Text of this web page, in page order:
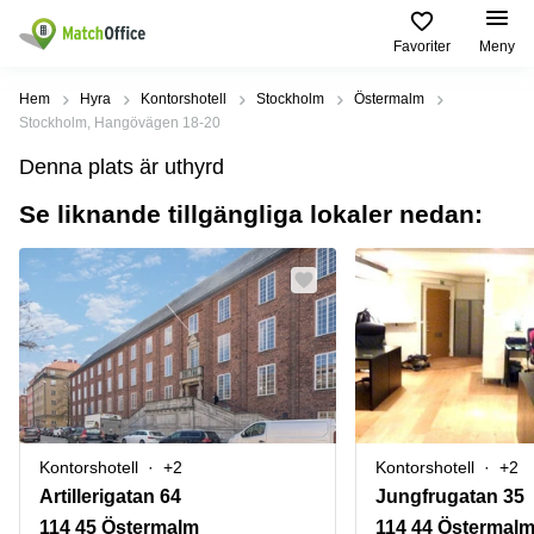
Favoriter Meny
Hyra / hyra ut
Kategorier
Kontor
Kontorshotell
Coworking
space
Lagerlokaler
Industrilokaler
Butikslokaler
Verkstad
Mötesrum
Populära
Städer
Stockholm
Göteborg
Malmö
Uppsala
Norrköping
Östermalm
Skåne
Populära
sökningar
Kontorshotell
Stockholm
Hyra lokal
Stockholm
Kontorshotell
Göteborg
Coworking
Stockholm
Kontorshotell
Malmö
Hjälp
Om oss
Bli hyresvärd
Pris
Logga in
Hem Hyra Kontorshotell Stockholm
Östermalm
Stockholm, Hangövägen 18-20
Denna plats är uthyrd
Se liknande tillgängliga lokaler nedan:
Kontorshotell +2
Artillerigatan 64
114 45 Östermalm
Kontorshotell +2
Jungfrugatan 35
114 44 Östermalm